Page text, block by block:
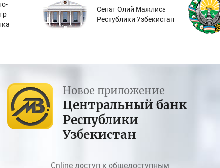
Сенат Олий Мажлиса
Республики Узбекистан
Новое приложение
Центральный банк
Республики
Узбекистан
Online доступ к общедоступным